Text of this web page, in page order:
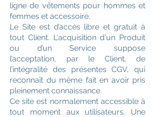
ligne de vêtements pour hommes et
femmes et accessoire.
Le Site est d’accès libre et gratuit à
tout Client. L'acquisition d'un Produit
ou d’un Service suppose
l’acceptation, par le Client, de
l’intégralité des présentes CGV, qui
reconnaît du même fait en avoir pris
pleinement connaissance.
Ce site est normalement accessible à
tout moment aux utilisateurs. Une